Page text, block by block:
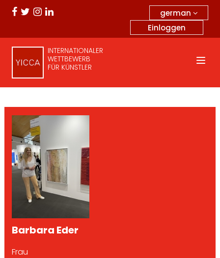
german
Einloggen
INTERNATIONALER
WETTBEWERB
FÜR KÜNSTLER
Barbara Eder
Frau